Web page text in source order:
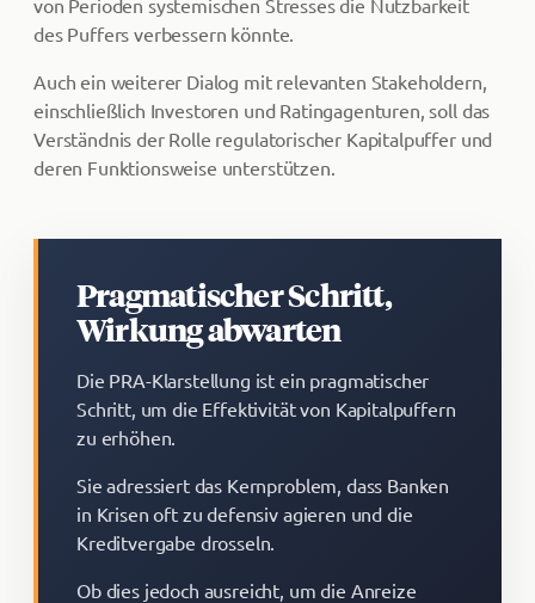
von Perioden systemischen Stresses die Nutzbarkeit
des Puffers verbessern könnte.
Auch ein weiterer Dialog mit relevanten Stakeholdern,
einschließlich Investoren und Ratingagenturen, soll das
Verständnis der Rolle regulatorischer Kapitalpuffer und
deren Funktionsweise unterstützen.
Pragmatischer Schritt,
Wirkung abwarten
Die PRA-Klarstellung ist ein pragmatischer
Schritt, um die Effektivität von Kapitalpuffern
zu erhöhen.
Sie adressiert das Kernproblem, dass Banken
in Krisen oft zu defensiv agieren und die
Kreditvergabe drosseln.
Ob dies jedoch ausreicht, um die Anreize